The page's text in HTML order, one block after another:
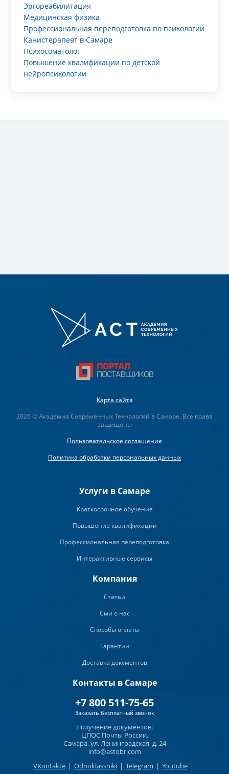
Эргореабилитация
Медицинская физика
Профессиональная переподготовка по психологии
Канистерапевт в Самаре
Психосоматолог
Повышение квалификации по детской
нейропсихологии
Карта сайта
2026 © Академия Современных Технологий в Самаре. Все права
защищены
Пользовательское соглашение
Политика обработки персональных данных
Услуги в Самаре
Краткосрочное обучение
Повышение квалификации
Профессиональная переподготовка
Интерактивные сервисы
Компания
Статьи
Сми о нас
Способы оплаты
Гарантии
Доставка документов
Контакты в Самаре
+7 800 511-75-65
Заказать бесплатный звонок
Получение документов:
ЦПОС Почты России,
Самара, ул. Ленинградская, д. 24
info@astobr.com
VKontakte | Odnoklassniki | Telegram | Youtube |